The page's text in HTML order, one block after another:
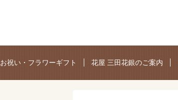
お祝い・フラワーギフト 花屋 三田花銀のご案内